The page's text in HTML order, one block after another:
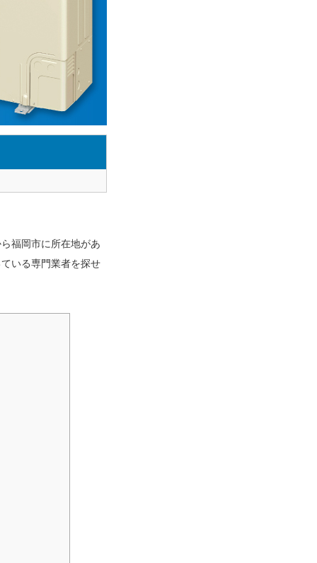
福岡市に所在地があ
いる専門業者を探せ